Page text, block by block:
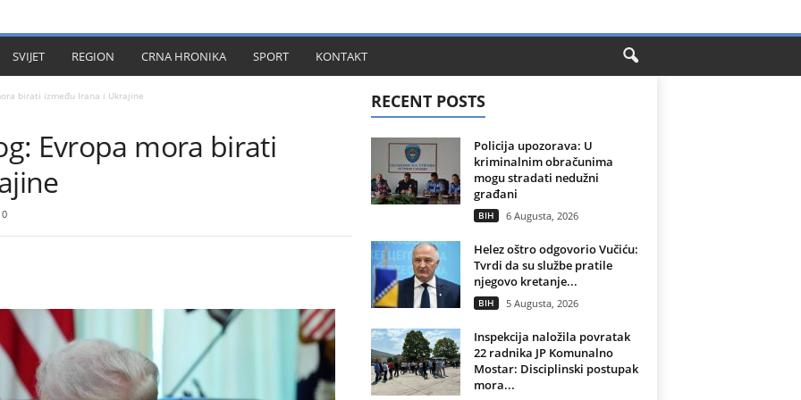
SVIJET REGION CRNA HRONIKA SPORT KONTAKT
birati između Irana i Ukrajine
Evropa mora birati
0
RECENT POSTS
Policija upozorava: U
kriminalnim obračunima
mogu stradati nedužni
građani
BIH 6 Augusta, 2026
Helez oštro odgovorio Vučiću:
Tvrdi da su službe pratile
njegovo kretanje...
BIH 5 Augusta, 2026
Inspekcija naložila povratak
22 radnika JP Komunalno
Mostar: Disciplinski postupak
mora...